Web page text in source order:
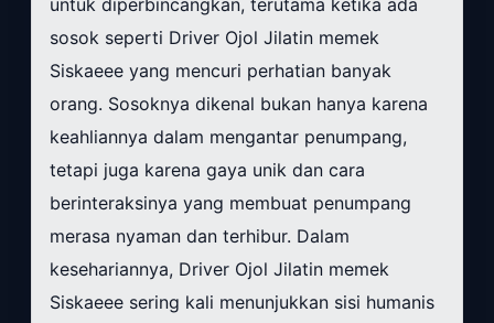
untuk diperbincangkan, terutama ketika ada
sosok seperti Driver Ojol Jilatin memek
Siskaeee yang mencuri perhatian banyak
orang. Sosoknya dikenal bukan hanya karena
keahliannya dalam mengantar penumpang,
tetapi juga karena gaya unik dan cara
berinteraksinya yang membuat penumpang
merasa nyaman dan terhibur. Dalam
kesehariannya, Driver Ojol Jilatin memek
Siskaeee sering kali menunjukkan sisi humanis